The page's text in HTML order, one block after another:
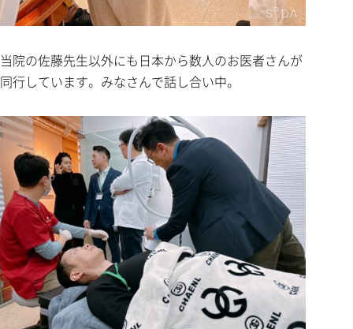
当院の佐藤先生以外にも日本から数人のお医者さんが
同行しています。みなさんで話し合い中。